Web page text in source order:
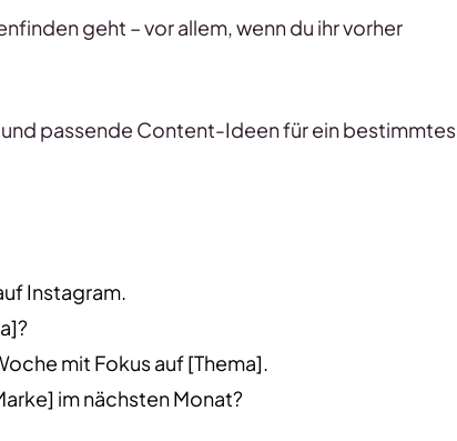
geht – vor allem, wenn du ihr vorher
passende Content-Ideen für ein bestimmtes
Instagram.
mit Fokus auf [Thema].
im nächsten Monat?